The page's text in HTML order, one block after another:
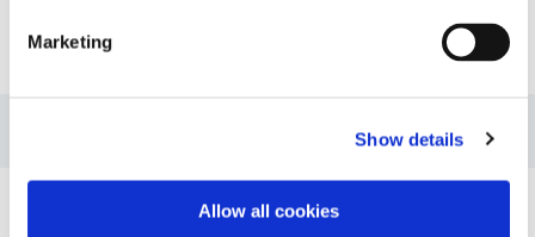
Marketing
Show details
Allow all cookies
Ressourcen
Anleitung: Linsen- und Glasfasermontage (EN)
Leitfaden: Ausgabegerät (EN)